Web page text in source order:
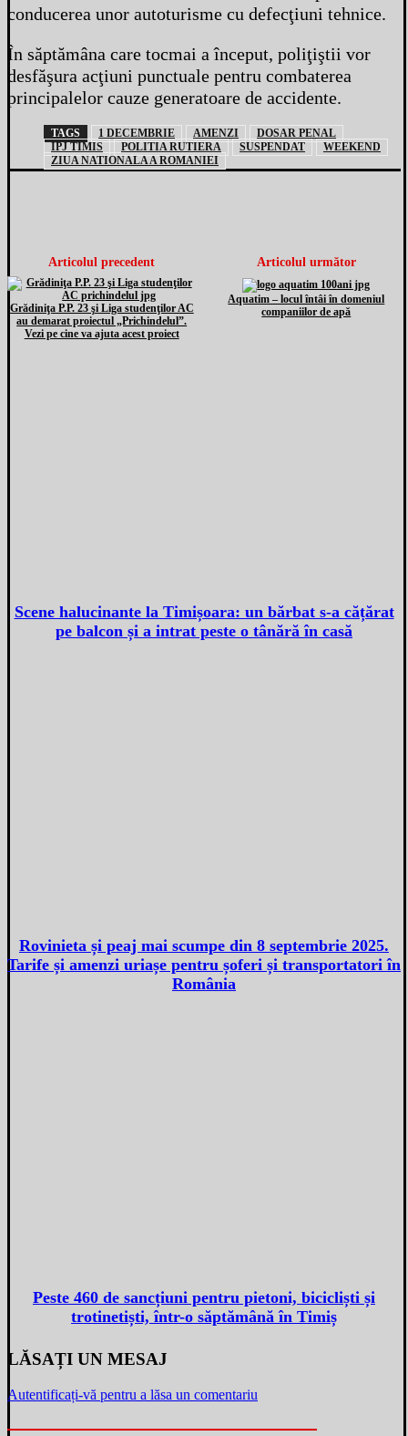
conducerea unor autoturisme cu defecţiuni tehnice.
În săptămâna care tocmai a început, poliţiştii vor
desfăşura acţiuni punctuale pentru combaterea
principalelor cauze generatoare de accidente.
TAGS 1 DECEMBRIE AMENZI
DOSAR PENAL
IPJ TIMIS
POLITIA RUTIERA SUSPENDAT
WEEKEND
ZIUA NATIONALA A ROMANIEI
Articolul precedent
Grădiniţa P.P. 23 şi Liga studenţilor AC
au demarat proiectul „Prichindelul”.
Vezi pe cine va ajuta acest proiect
Articolul următor
Aquatim – locul întâi în domeniul
companiilor de apă
Scene halucinante la Timișoara: un bărbat s-a cățărat
pe balcon și a intrat peste o tânără în casă
Rovinieta și peaj mai scumpe din 8 septembrie 2025.
Tarife și amenzi uriașe pentru șoferi și transportatori în
România
Peste 460 de sancțiuni pentru pietoni, bicicliști și
trotinetiști, într-o săptămână în Timiș
LĂSAȚI UN MESAJ
Autentificați-vă pentru a lăsa un comentariu